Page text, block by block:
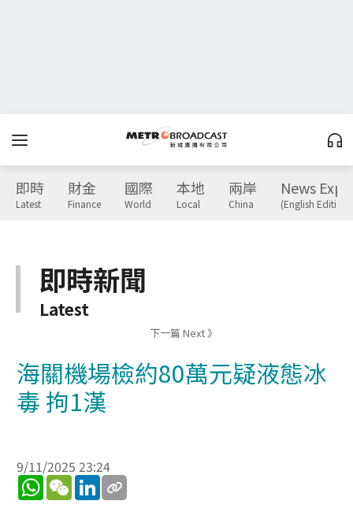
即時
Latest
財金
Finance
國際
World
本地
Local
兩岸
China
News
(English Edition)
即時新聞
Latest
下一篇 Next 》
海關機場檢約80萬元疑液態冰
毒 拘1漢
9/11/2025 23:24
WhatsApp
WeChatLinkedIn